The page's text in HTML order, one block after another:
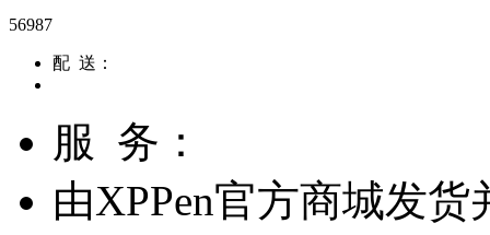
56987
配 送：
服 务：
由XPPen官方商城发货